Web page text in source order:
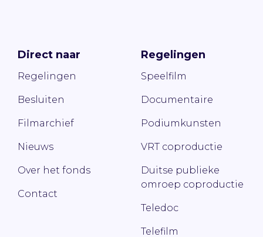
Direct naar
Regelingen
Besluiten
Filmarchief
Nieuws
Over het fonds
Contact
Regelingen
Speelfilm
Documentaire
Podiumkunsten
VRT coproductie
Duitse publieke
omroep coproductie
Teledoc
Telefilm